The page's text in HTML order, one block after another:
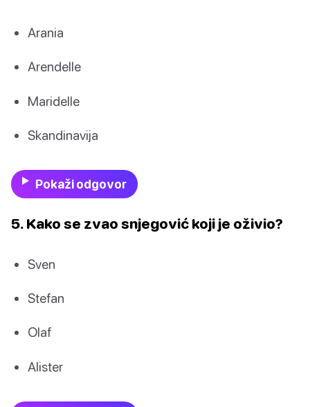
Arania
Arendelle
Maridelle
Skandinavija
Pokaži odgovor
5. Kako se zvao snjegović koji je oživio?
Sven
Stefan
Olaf
Alister